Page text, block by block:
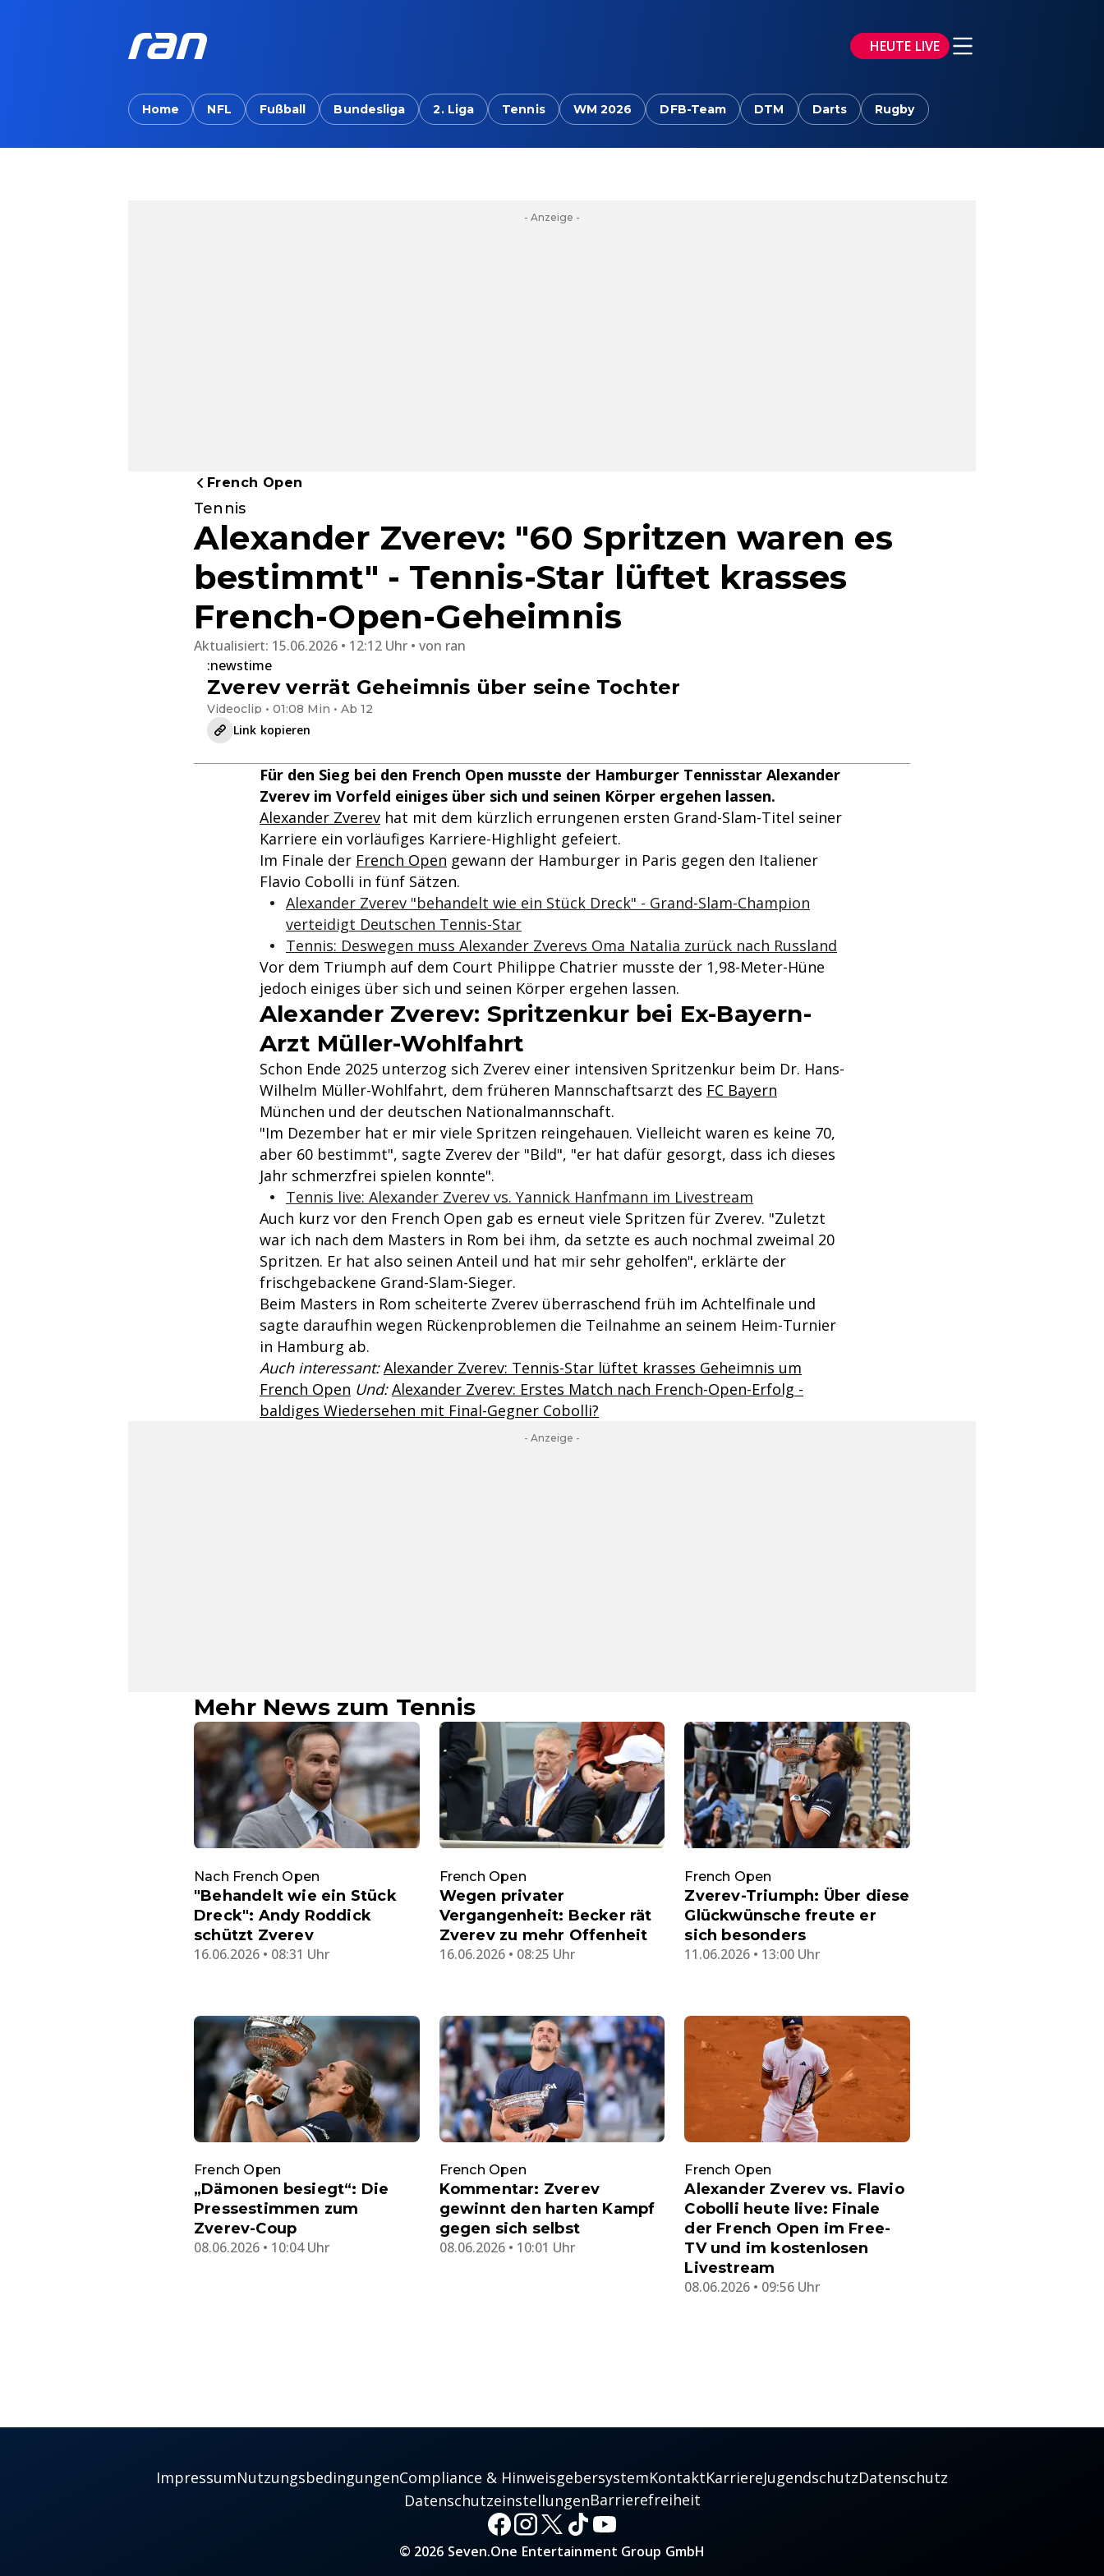
HEUTE LIVE
Home NFL Fußball Bundesliga 2. Liga Tennis WM 2026 DFB-Team DTM Darts Rugby
- Anzeige -
French Open
Tennis
Alexander Zverev: "60 Spritzen waren es
bestimmt" - Tennis-Star lüftet krasses
French-Open-Geheimnis
Aktualisiert: 15.06.2026 • 12:12 Uhr von ran
:newstime
Zverev verrät Geheimnis über seine Tochter
Videoclip • 01:08 Min • Ab 12
Link kopieren
Für den Sieg bei den French Open musste der Hamburger Tennisstar Alexander
Zverev im Vorfeld einiges über sich und seinen Körper ergehen lassen.
Alexander Zverev hat mit dem kürzlich errungenen ersten Grand-Slam-Titel seiner
Karriere ein vorläufiges Karriere-Highlight gefeiert.
Im Finale der French Open gewann der Hamburger in Paris gegen den Italiener
Flavio Cobolli in fünf Sätzen.
Alexander Zverev "behandelt wie ein Stück Dreck" - Grand-Slam-Champion
verteidigt Deutschen Tennis-Star
Tennis: Deswegen muss Alexander Zverevs Oma Natalia zurück nach Russland
Vor dem Triumph auf dem Court Philippe Chatrier musste der 1,98-Meter-Hüne
jedoch einiges über sich und seinen Körper ergehen lassen.
Alexander Zverev: Spritzenkur bei Ex-Bayern-
Arzt Müller-Wohlfahrt
Schon Ende 2025 unterzog sich Zverev einer intensiven Spritzenkur beim Dr. Hans-
Wilhelm Müller-Wohlfahrt, dem früheren Mannschaftsarzt des FC Bayern
München und der deutschen Nationalmannschaft.
"Im Dezember hat er mir viele Spritzen reingehauen. Vielleicht waren es keine 70,
aber 60 bestimmt", sagte Zverev der "Bild", "er hat dafür gesorgt, dass ich dieses
Jahr schmerzfrei spielen konnte".
Tennis live: Alexander Zverev vs. Yannick Hanfmann im Livestream
Auch kurz vor den French Open gab es erneut viele Spritzen für Zverev. "Zuletzt
war ich nach dem Masters in Rom bei ihm, da setzte es auch nochmal zweimal 20
Spritzen. Er hat also seinen Anteil und hat mir sehr geholfen", erklärte der
frischgebackene Grand-Slam-Sieger.
Beim Masters in Rom scheiterte Zverev überraschend früh im Achtelfinale und
sagte daraufhin wegen Rückenproblemen die Teilnahme an seinem Heim-Turnier
in Hamburg ab.
Auch interessant: Alexander Zverev: Tennis-Star lüftet krasses Geheimnis um
French Open Und: Alexander Zverev: Erstes Match nach French-Open-Erfolg -
baldiges Wiedersehen mit Final-Gegner Cobolli?
- Anzeige -
Mehr News zum Tennis
Nach French Open
"Behandelt wie ein Stück
Dreck": Andy Roddick
schützt Zverev
16.06.2026 • 08:31 Uhr
French Open
Wegen privater
Vergangenheit: Becker rät
Zverev zu mehr Offenheit
16.06.2026 • 08:25 Uhr
French Open
Zverev-Triumph: Über diese
Glückwünsche freute er
sich besonders
11.06.2026 • 13:00 Uhr
French Open
„Dämonen besiegt“: Die
Pressestimmen zum
Zverev-Coup
08.06.2026 • 10:04 Uhr
French Open
Kommentar: Zverev
gewinnt den harten Kampf
gegen sich selbst
08.06.2026 • 10:01 Uhr
French Open
Alexander Zverev vs. Flavio
Cobolli heute live: Finale
der French Open im Free-
TV und im kostenlosen
Livestream
08.06.2026 • 09:56 Uhr
ImpressumNutzungsbedingungenCompliance & HinweisgebersystemKontaktKarriereJugendschutzDatenschutz
DatenschutzeinstellungenBarrierefreiheit
© 2026 Seven.One Entertainment Group GmbH